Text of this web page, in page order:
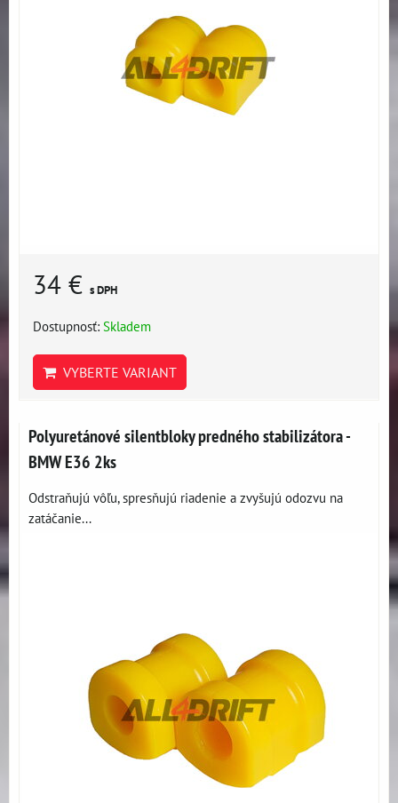
34 € s DPH
Dostupnosť: Skladem
VYBERTE VARIANT
Polyuretánové silentbloky predného stabilizátora -
BMW E36 2ks
Odstraňujú vôľu, spresňujú riadenie a zvyšujú odozvu na
zatáčanie...